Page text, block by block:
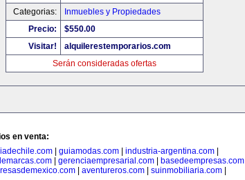
Categorias:
Inmuebles y Propiedades
Precio:
$550.00
Visitar!
alquilerestemporarios.com
Serán consideradas ofertas
en venta:
guiamodas.com industria-argentina.com
| gerenciaempresarial.com| basedeempresas.com|
| aventureros.com| suinmobiliaria.com|